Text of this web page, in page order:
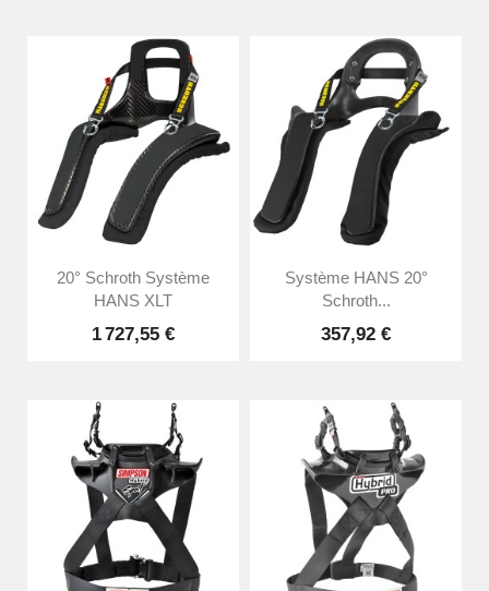
20° Schroth Système
HANS XLT
1 727,55 €
Système HANS 20°
Schroth...
357,92 €